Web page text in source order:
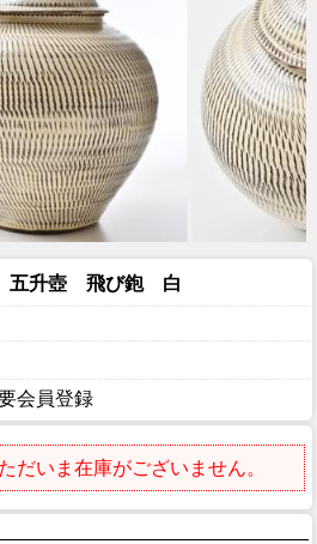
五升壺 飛び鉋 白
会員登録
だいま在庫がございません。